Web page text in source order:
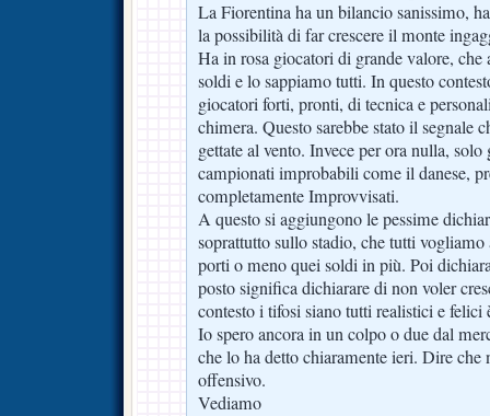
La Fiorentina ha un bilancio sanissimo,
la possibilità di far crescere il monte
Ha in rosa giocatori di grande valore,
soldi e lo sappiamo tutti. In questo
giocatori forti, pronti, di tecnica e
chimera. Questo sarebbe stato il segnale
gettate al vento. Invece per ora nulla, solo
campionati improbabili come il danese,
completamente Improvvisati.
A questo si aggiungono le pessime
soprattutto sullo stadio, che tutti
porti o meno quei soldi in più. Poi
posto significa dichiarare di non voler
contesto i tifosi siano tutti realistici e felici
Io spero ancora in un colpo o due dal
che lo ha detto chiaramente ieri. Dire che
offensivo.
Vediamo